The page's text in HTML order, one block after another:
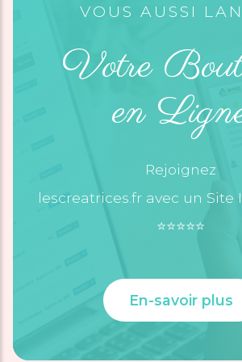
VOUS AUSSI
Votre
en
Rejoignez
lescreatrices.fr avec un Site
⭐️⭐️⭐️⭐️⭐️
En-savoir plus